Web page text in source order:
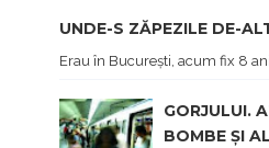
UNDE-S ZĂPEZILE DE-
Erau în București, acum fix 8
GORJULUI.
BOMBE ȘI